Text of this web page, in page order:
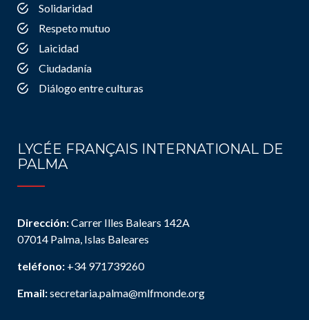
Solidaridad
Respeto mutuo
Laicidad
Ciudadanía
Diálogo entre culturas
LYCÉE FRANÇAIS INTERNATIONAL DE
PALMA
Dirección:Carrer Illes Balears 142A
07014 Palma, Islas Baleares
teléfono: +34 971739260
Email:secretaria.palma@mlfmonde.org